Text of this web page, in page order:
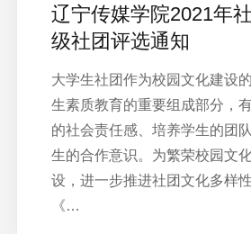
辽宁传媒学院2021年
级社团评选通知
大学生社团作为校园文化建设
生素质教育的重要组成部分，
的社会责任感、培养学生的团
生的合作意识。为繁荣校园文
设，进一步推进社团文化多样
《…